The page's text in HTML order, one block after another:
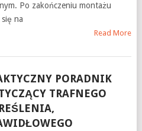
Po zakończeniu montażu
na
Read More
PORADNIK
TRAFNEGO